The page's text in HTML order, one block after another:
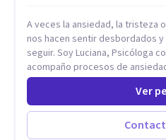
A veces la ansiedad, la tristeza
nos hacen sentir desbordados
seguir. Soy Luciana, Psicóloga con enfoque integrativo, y
acompaño procesos de
pareja. Trabajo desde una perspectiva que combina Terapia
Cognitivo-Conductual (TCC),
herramientas de comunicación,
concretos para regular
Ver